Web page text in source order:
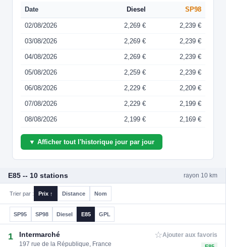
Date Diesel SP98
02/08/2026 2,269 € 2,239 €
03/08/2026 2,269 € 2,239 €
04/08/2026 2,269 € 2,239 €
05/08/2026 2,259 € 2,239 €
06/08/2026 2,229 € 2,209 €
07/08/2026 2,229 € 2,199 €
08/08/2026 2,199 € 2,169 €
▼ Afficher tout l'historique jour par jour
E85 -- 10 stations rayon 10 km
Trier par : Prix ↑ Distance Nom
SP95 SP98 Diesel E85 GPL
1 Intermarché
197 rue de la République, France
☆Ajouter aux favoris